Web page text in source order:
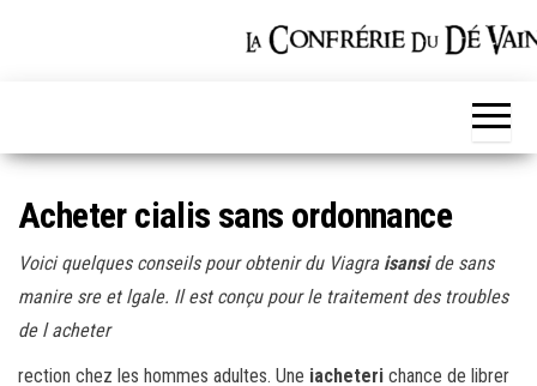
Acheter cialis sans ordonnance
Voici quelques conseils pour obtenir du Viagra isanside sans
manire sre et lgale. Il est conçu pour le traitement des troubles
de lacheter
rection chez les hommes adultes. Une iacheteri chance de librer